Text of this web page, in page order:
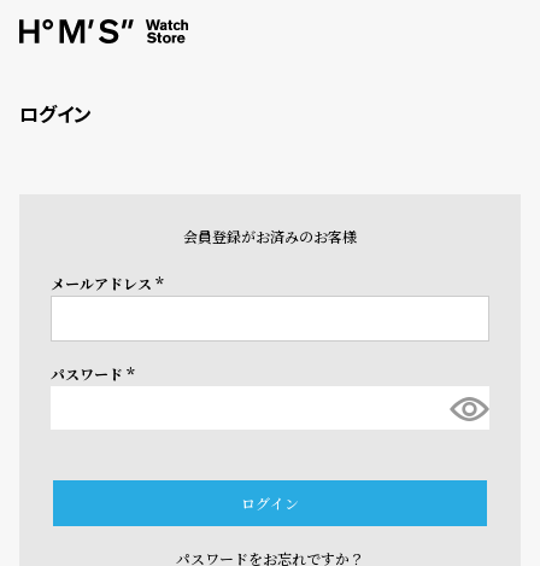
ログイン
会員登録がお済みのお客様
メールアドレス
(必
パスワード
(必
ログイン
パスワードをお忘れですか？